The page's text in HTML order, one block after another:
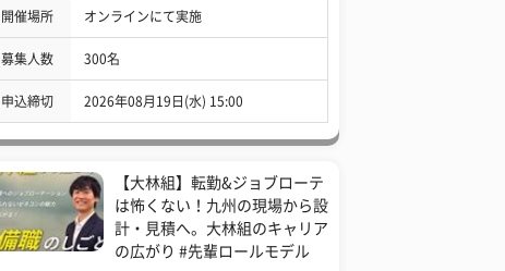
開催場所 オンラインにて実施
募集人数 300名
申込締切 2026年08月19日(水) 15:00
【大林組】転勤&ジョブローテ
は怖くない！九州の現場から設
計・見積へ。大林組のキャリア
の広がり #先輩ロールモデル